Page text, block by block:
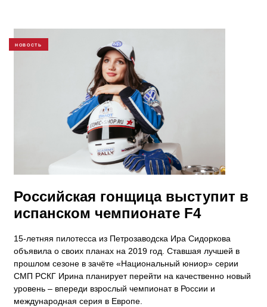
НОВОСТЬ
Российская гонщица выступит в
испанском чемпионате F4
15-летняя пилотесса из Петрозаводска Ира Сидоркова
объявила о своих планах на 2019 год. Ставшая лучшей в
прошлом сезоне в зачёте «Национальный юниор» серии
СМП РСКГ Ирина планирует перейти на качественно новый
уровень – впереди взрослый чемпионат в России и
международная серия в Европе.